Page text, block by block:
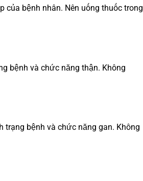
của bệnh nhân. Nên uống thuốc trong
bệnh và chức năng thận. Không
trạng bệnh và chức năng gan. Không